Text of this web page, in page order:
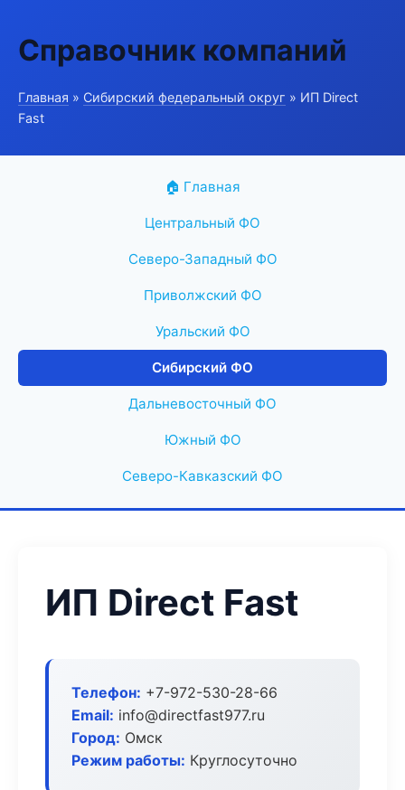
Справочник компаний
Главная » Сибирский федеральный округ » ИП Direct
Fast
🏠 Главная
Центральный ФО
Северо-Западный ФО
Приволжский ФО
Уральский ФО
Сибирский ФО
Дальневосточный ФО
Южный ФО
Северо-Кавказский ФО
ИП Direct Fast
Телефон: +7-972-530-28-66
Email: info@directfast977.ru
Город: Омск
Режим работы: Круглосуточно